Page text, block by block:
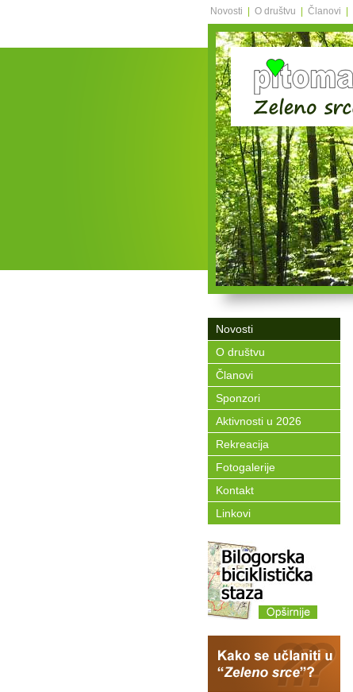
Novosti O društvu Članovi
Novosti
O društvu
Članovi
Sponzori
Aktivnosti u 2026
Rekreacija
Fotogalerije
Kontakt
Linkovi